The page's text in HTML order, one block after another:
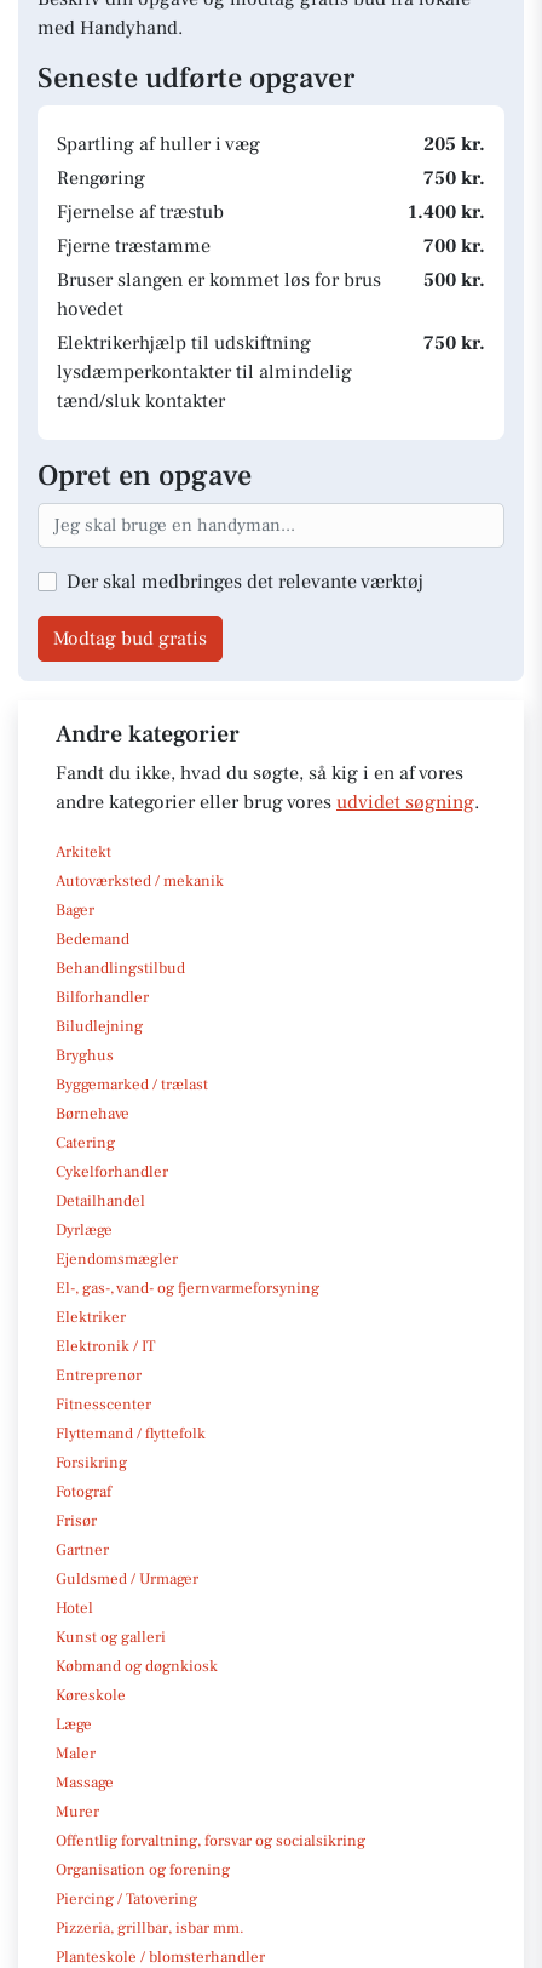
med Handyhand.
Seneste udførte opgaver
Spartling af huller i væg
205 kr.
Rengøring
750 kr.
Fjernelse af træstub
1.400 kr.
Fjerne træstamme
700 kr.
Bruser slangen er kommet løs for brus
hovedet
500 kr.
Elektrikerhjælp til udskiftning
lysdæmperkontakter til almindelig
tænd/sluk kontakter
750 kr.
Opret en opgave
Der skal medbringes det relevante værktøj
Modtag bud gratis
Andre kategorier
Fandt du ikke, hvad du søgte, så kig i en af vores
andre kategorier eller brug vores udvidet søgning.
Arkitekt
Autoværksted / mekanik
Bager
Bedemand
Behandlingstilbud
Bilforhandler
Biludlejning
Bryghus
Byggemarked / trælast
Børnehave
Catering
Cykelforhandler
Detailhandel
Dyrlæge
Ejendomsmægler
El-, gas-, vand- og fjernvarmeforsyning
Elektriker
Elektronik / IT
Entreprenør
Fitnesscenter
Flyttemand / flyttefolk
Forsikring
Fotograf
Frisør
Gartner
Guldsmed / Urmager
Hotel
Kunst og galleri
Købmand og døgnkiosk
Køreskole
Læge
Maler
Massage
Murer
Offentlig forvaltning, forsvar og socialsikring
Organisation og forening
Piercing / Tatovering
Pizzeria, grillbar, isbar mm.
Planteskole / blomsterhandler